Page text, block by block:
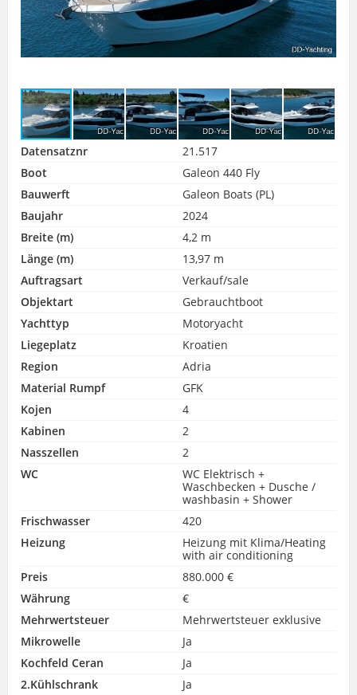
Datensatznr
21.517
Boot
Galeon 440 Fly
Bauwerft
Galeon Boats (PL)
Baujahr
2024
Breite (m)
4,2 m
Länge (m)
13,97 m
Auftragsart
Verkauf/sale
Objektart
Gebrauchtboot
Yachttyp
Motoryacht
Liegeplatz
Kroatien
Region
Adria
Material Rumpf
GFK
Kojen
4
Kabinen
2
Nasszellen
2
WC
WC Elektrisch +
Waschbecken + Dusche /
washbasin + Shower
Frischwasser
420
Heizung
Heizung mit Klima/Heating
with air conditioning
Preis
880.000 €
Währung
€
Mehrwertsteuer
Mehrwertsteuer exklusive
Mikrowelle
Ja
Kochfeld Ceran
Ja
2.Kühlschrank
Ja